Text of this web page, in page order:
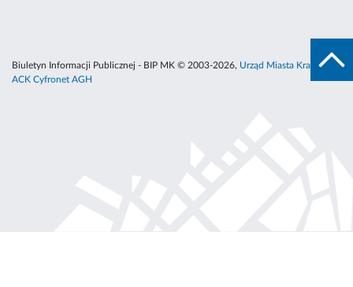
Biuletyn Informacji Publicznej - BIP MK © 2003-2026, Urząd Miasta Krakowa
ACK Cyfronet AGH